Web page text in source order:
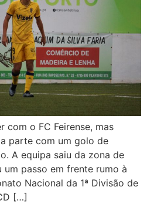
com o FC Feirense, mas
parte com um golo de
A equipa saiu da zona de
um passo em frente rumo à
Nacional da 1ª Divisão de
[…]